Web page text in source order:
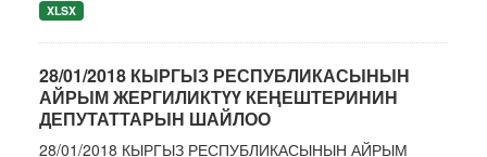
XLSX
28/01/2018 КЫРГЫЗ РЕСПУБЛИКАСЫНЫН
АЙРЫМ ЖЕРГИЛИКТҮҮ КЕҢЕШТЕРИНИН
ДЕПУТАТТАРЫН ШАЙЛОО
28/01/2018 КЫРГЫЗ РЕСПУБЛИКАСЫНЫН АЙРЫМ